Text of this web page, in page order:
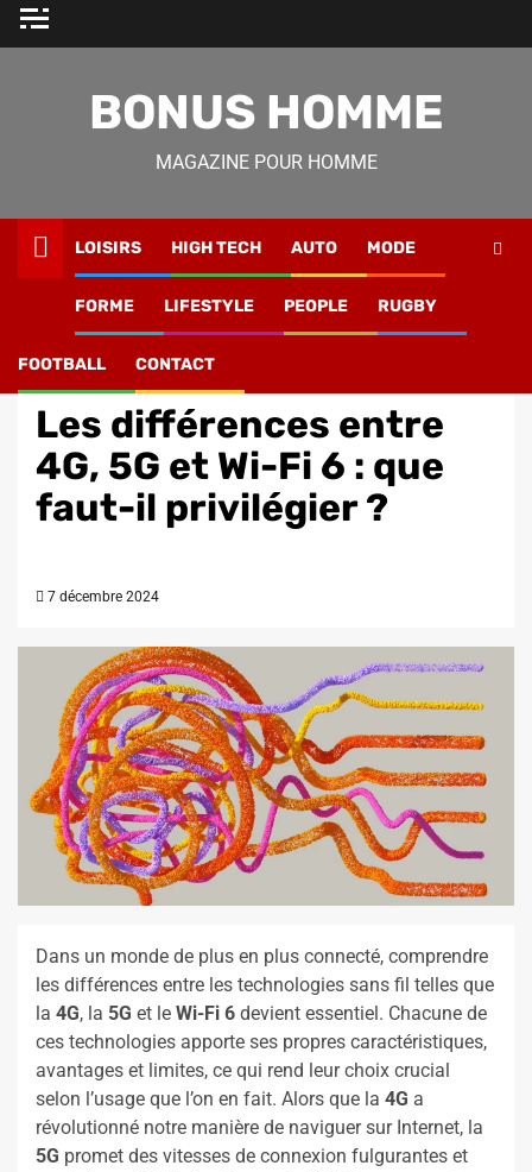
Skip
BONUS HOMME
MAGAZINE POUR HOMME
LOISIRS HIGH TECH AUTO MODE
FORME LIFESTYLE PEOPLE RUGBY
FOOTBALL CONTACT
5G et Wi-Fi 6 : que faut-il privilégier ?
Les différences entre
4G, 5G et Wi-Fi 6 : que
faut-il privilégier ?
7 décembre 2024
Dans un monde de plus en plus connecté, comprendre
les différences entre les technologies sans fil telles que
la 4G, la 5G et le Wi-Fi 6 devient essentiel. Chacune de
ces technologies apporte ses propres caractéristiques,
avantages et limites, ce qui rend leur choix crucial
selon l’usage que l’on en fait. Alors que la 4G a
révolutionné notre manière de naviguer sur Internet, la
5G promet des vitesses de connexion fulgurantes et